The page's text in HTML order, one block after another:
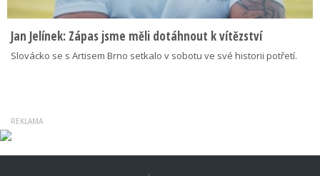
Jan Jelínek: Zápas jsme měli dotáhnout k vítězství
Slovácko se s Artisem Brno setkalo v sobotu ve své historii potřetí.